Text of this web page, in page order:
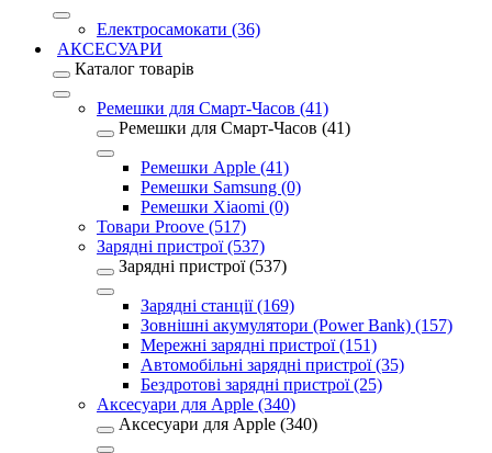
Електросамокати (36)
АКСЕСУАРИ
Каталог товарів
Ремешки для Смарт-Часов (41)
Ремешки для Смарт-Часов (41)
Ремешки Apple (41)
Ремешки Samsung (0)
Ремешки Xiaomi (0)
Товари Proove (517)
Зарядні пристрої (537)
Зарядні пристрої (537)
Зарядні станції (169)
Зовнішні акумулятори (Power Bank) (157)
Мережні зарядні пристрої (151)
Автомобільні зарядні пристрої (35)
Бездротові зарядні пристрої (25)
Аксесуари для Apple (340)
Аксесуари для Apple (340)